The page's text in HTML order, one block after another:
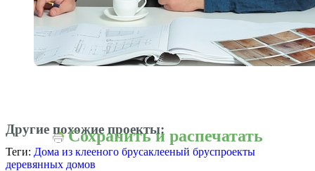
Другие похожие проекты:
Сохранить и распечатать
Теги: Дома из клееного брусаклееный бруспроекты
деревянных домов